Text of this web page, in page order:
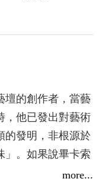
壇的創作者，當藝
，他已發出對藝術
的發明，非根源於
」。如果說畢卡索
形同一位站在歷
more...